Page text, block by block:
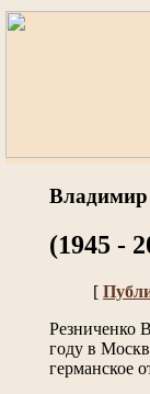
Владимир
(1945 -
[
Резниченко
году в
германское